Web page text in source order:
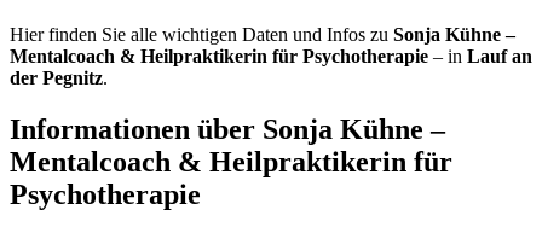
Hier finden Sie alle wichtigen Daten und Infos zu Sonja Kühne –
Mentalcoach & Heilpraktikerin für Psychotherapie – in Lauf an
der Pegnitz.
Informationen über Sonja Kühne –
Mentalcoach & Heilpraktikerin für
Psychotherapie